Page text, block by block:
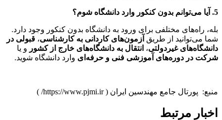
5. آیا می‌توانم بدون کنکور وارد دانشگاه شوم؟
بله، راه‌های مختلفی برای ورود به دانشگاه بدون کنکور وجود دارد.
شما می‌توانید از طریق آزمون‌های کاردانی به کارشناسی، قبولی در
دانشگاه‌های غیردولتی، انتقال به دانشگاه‌های خارج از کشور و یا
شرکت در دوره‌های آموزشی فنی و حرفه‌ای وارد دانشگاه شوید.
منبع: پورتال جامع مهندسین ایران ( https://www.pjmi.ir/ )
اخبار مرتبط